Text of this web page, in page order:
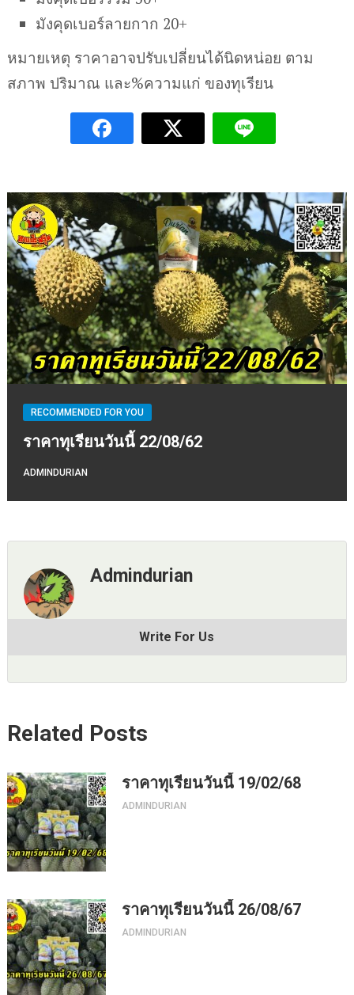
มังคุดเบอร์ลายกาก 20+
หมายเหตุ ราคาอาจปรับเปลี่ยนได้นิดหน่อย ตาม
สภาพ ปริมาณ และ%ความแก่ ของทุเรียน
RECOMMENDED FOR YOU
ราคาทุเรียนวันนี้ 22/08/62
ADMINDURIAN
Admindurian
Write For Us
Related Posts
ราคาทุเรียนวันนี้ 19/02/68
ADMINDURIAN
ราคาทุเรียนวันนี้ 26/08/67
ADMINDURIAN